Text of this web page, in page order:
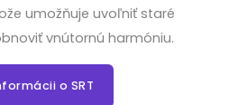
umožňuje uvoľniť staré
vnútornú harmóniu.
o SRT